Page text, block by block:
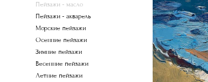
Пейзажи - масло
Пейзажи - акварель
Морские пейзажи
Осенние пейзажи
Зимние пейзажи
Весенние пейзажи
Летние пейзажи